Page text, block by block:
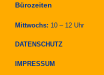
Bürozeiten
Mittwochs: 10 – 12 Uhr
DATENSCHUTZ
IMPRESSUM